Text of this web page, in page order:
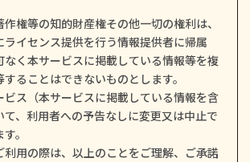
権等の知的財産権その他一切の権利は、
ライセンス提供を行う情報提供者に帰属
なく本サービスに掲載している情報等を複
ることはできないものとします。
ビス（本サービスに掲載している情報を含
て、利用者への予告なしに変更又は中止で
。
利用の際は、以上のことをご理解、ご承諾